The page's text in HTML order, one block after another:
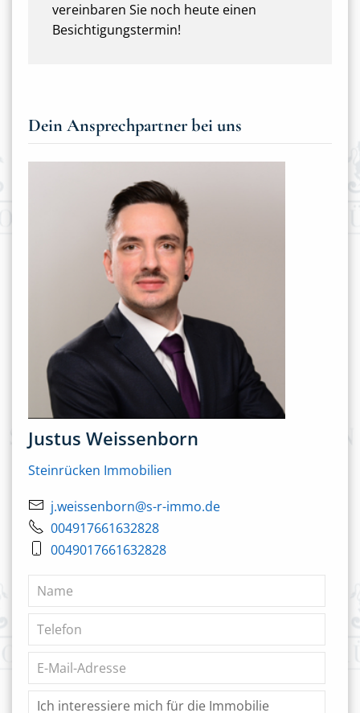
vereinbaren Sie noch heute einen
Besichtigungstermin!
Dein Ansprechpartner bei uns
Justus Weissenborn
Steinrücken Immobilien
j.weissenborn@s-r-immo.de
004917661632828
0049017661632828